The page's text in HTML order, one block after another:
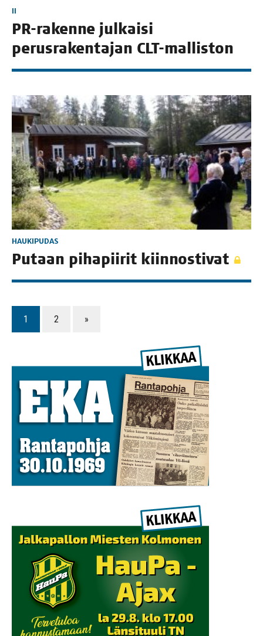
II
PR-raken­ne jul­kai­si
perus­ra­ken­ta­jan CLT-malliston
HAUKIPUDAS
Putaan piha­pii­rit kiinnostivat
1 2 »